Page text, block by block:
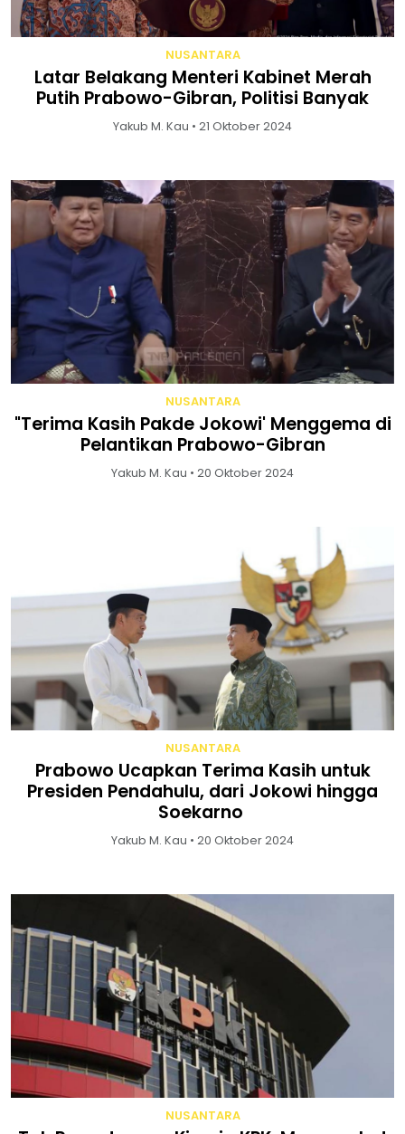
NUSANTARA
Latar Belakang Menteri Kabinet Merah
Putih Prabowo-Gibran, Politisi Banyak
Yakub M. Kau • 21 Oktober 2024
NUSANTARA
"Terima Kasih Pakde Jokowi' Menggema di
Pelantikan Prabowo-Gibran
Yakub M. Kau • 20 Oktober 2024
NUSANTARA
Prabowo Ucapkan Terima Kasih untuk
Presiden Pendahulu, dari Jokowi hingga
Soekarno
Yakub M. Kau • 20 Oktober 2024
NUSANTARA